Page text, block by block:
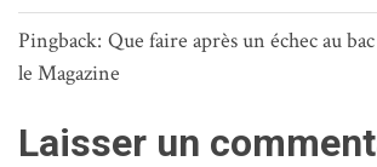
Pingback: Que faire après un échec au
le Magazine
Laisser un